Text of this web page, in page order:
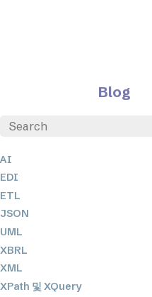
Blog
AI
EDI
ETL
JSON
UML
XBRL
XML
XPath 및 XQuery